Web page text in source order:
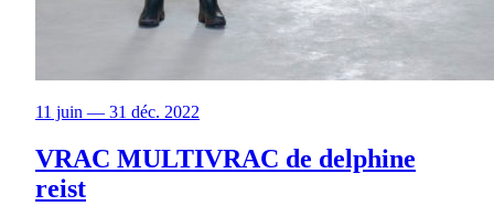
11 juin — 31 déc. 2022
VRAC MULTIVRAC de delphine
reist